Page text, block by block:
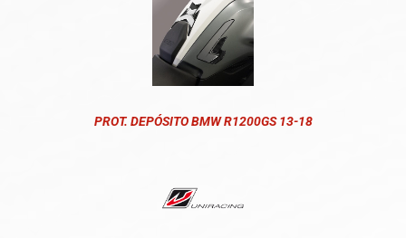
PROT. DEPÓSITO BMW R1200GS 13-18